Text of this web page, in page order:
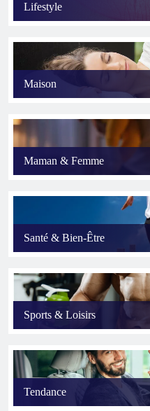
Lifestyle
Maison
Maman & Femme
Santé & Bien-Être
Sports & Loisirs
Tendance